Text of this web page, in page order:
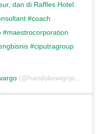
dan di Raffles Hotel.
#coach
#maestrocorporation
#ciputragroup
(@handokowignjowargo) on